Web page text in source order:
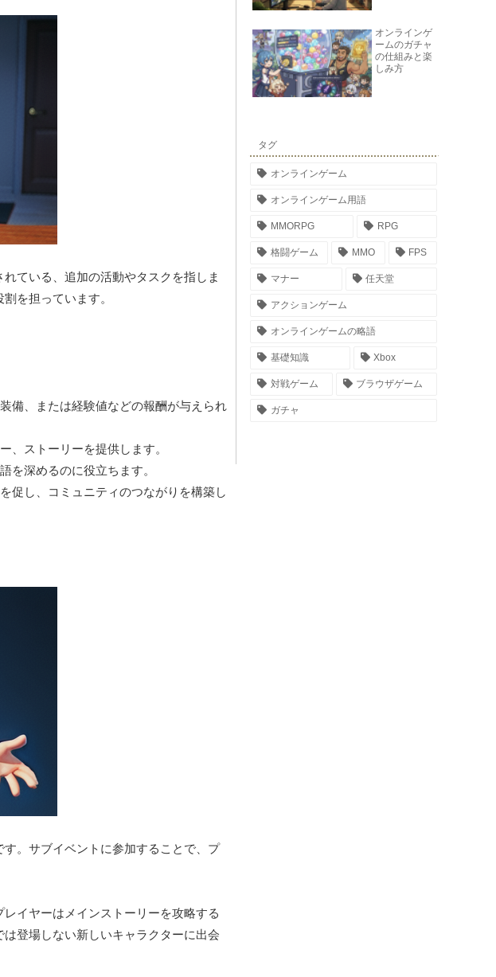
ている、追加の活動やタスクを指しま
を担っています。
備、または経験値などの報酬が与えられ
、ストーリーを提供します。
を深めるのに役立ちます。
促し、コミュニティのつながりを構築し
。サブイベントに参加することで、プ
イヤーはメインストーリーを攻略する
登場しない新しいキャラクターに出会
オンラインゲ
ームのガチャ
の仕組みと楽
しみ方
タグ
オンラインゲーム
オンラインゲーム用語
MMORPG RPG
格闘ゲーム MMO FPS
マナー 任天堂
アクションゲーム
オンラインゲームの略語
基礎知識 Xbox
対戦ゲーム ブラウザゲーム
ガチャ